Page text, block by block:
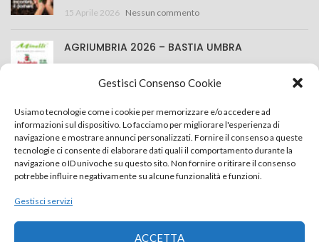
Gestisci Consenso Cookie
Usiamo tecnologie come i cookie per memorizzare e/o accedere ad
informazioni sul dispositivo. Lo facciamo per migliorare l'esperienza di
navigazione e mostrare annunci personalizzati. Fornire il consenso a queste
tecnologie ci consente di elaborare dati quali il comportamento durante la
navigazione o ID univoche su questo sito. Non fornire o ritirare il consenso
potrebbe influire negativamente su alcune funzionalità e funzioni.
Gestisci servizi
ACCETTA
15 Aprile 2026 Nessun commento
AGRIUMBRIA 2026 – BASTIA UMBRA
25 Marzo 2026 Nessun commento
CONTATTACI
Minelli S.r.l.
Via della Costituzione 43, 42015 Correggio (RE) Italy